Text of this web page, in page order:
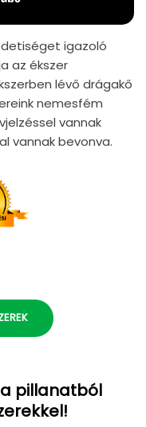
igazoló
az ékszer
lévő drágakő
nemesfém
vannak
vannak bevonva.
pillanatból